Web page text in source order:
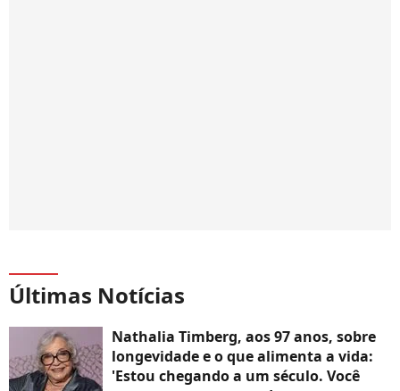
Últimas Notícias
Nathalia Timberg, aos 97 anos, sobre
longevidade e o que alimenta a vida:
'Estou chegando a um século. Você